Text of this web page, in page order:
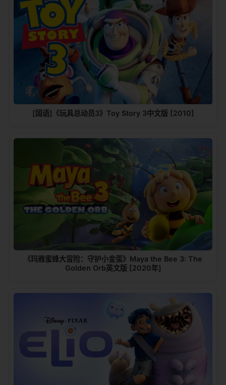
[国语]《玩具总动员3》Toy Story 3中文版 [2010]
《玛雅蜜蜂大冒险：守护小金蛋》Maya the Bee 3: The
Golden Orb英文版 [2020年]